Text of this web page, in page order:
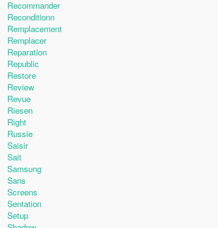
Recommander
Reconditionn
Remplacement
Remplacer
Reparation
Republic
Restore
Review
Revue
Riesen
Right
Russie
Saisir
Sait
Samsung
Sans
Screens
Sentation
Setup